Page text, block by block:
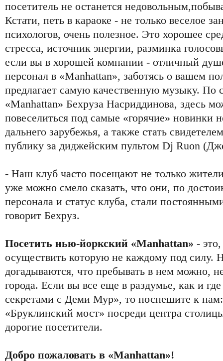
посетитель не останется
Кстати, петь в караоке - не только веселое
психологов, очень полезное. Это хорошее
стресса, источник энергии, разминка
если вы в хорошей компании - отличный
персонал в «Manhattan», заботясь о вашем
предлагает самую качественную музыку. По
«Manhattan» Бехруза Насриддинова, здесь
повеселиться под самые «горячие» новинки
дальнего зарубежья, а также стать
публику за диджейским пультом Dj Ruon
- Наш клуб часто посещают не только
уже можно смело сказать, что они, по
персонала и статус клуба, стали
говорит Бехруз.
Посетить нью-йоркский «Manhattan» -
осуществить которую не каждому под силу.
догадываются, что пребывать в нем можно,
города. Если вы все еще в раздумье, как и
секретами с Деми Мур», то поспешите к нам:
«Бруклинский мост» посреди центра
дорогие посетители.
Добро пожаловать в «Manhattan»!